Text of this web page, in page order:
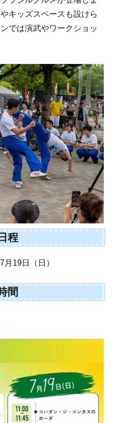
キッズスペースも設けら
では演武やワークショッ
日程
19日（日）
間